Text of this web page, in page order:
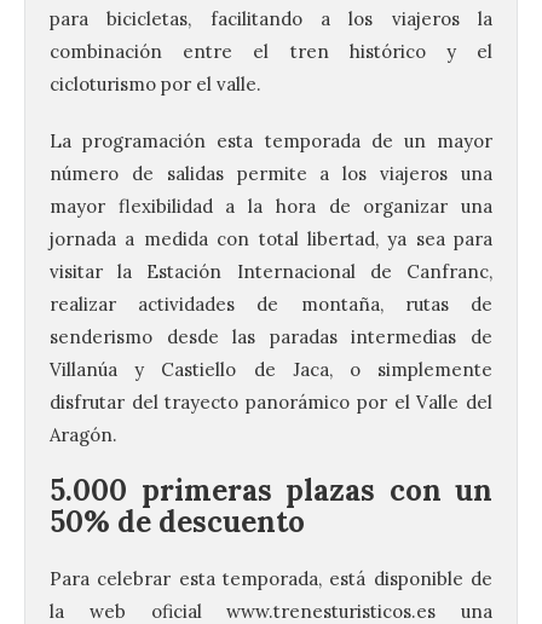
para bicicletas, facilitando a los viajeros la
combinación entre el tren histórico y el
cicloturismo por el valle.
La programación esta temporada de un mayor
número de salidas permite a los viajeros una
mayor flexibilidad a la hora de organizar una
jornada a medida con total libertad, ya sea para
visitar la Estación Internacional de Canfranc,
realizar actividades de montaña, rutas de
senderismo desde las paradas intermedias de
Villanúa y Castiello de Jaca, o simplemente
disfrutar del trayecto panorámico por el Valle del
Aragón.
5.000 primeras plazas con un
50% de descuento
Para celebrar esta temporada, está disponible de
la web oficial www.trenesturisticos.es una